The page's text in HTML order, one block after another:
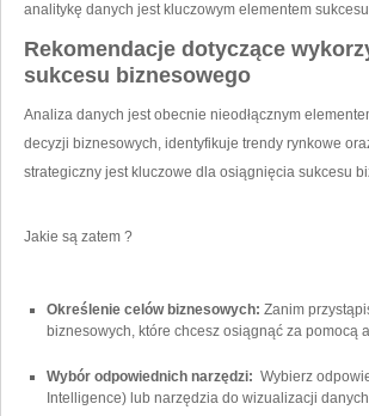
analitykę danych jest kluczowym elementem
Rekomendacje dotyczące
sukcesu biznesowego
Analiza danych jest obecnie nieodłącznym
decyzji biznesowych, identyfikuje trendy rynkowe
strategiczny jest kluczowe dla osiągnięcia sukcesu
Jakie są zatem ?
Określenie celów biznesowych: Zanim
biznesowych, które⁣ chcesz osiągnąć za pomocą
Wybór odpowiednich narzędzi:
Wybierz
Intelligence) lub narzędzia ⁢do wizualizacji